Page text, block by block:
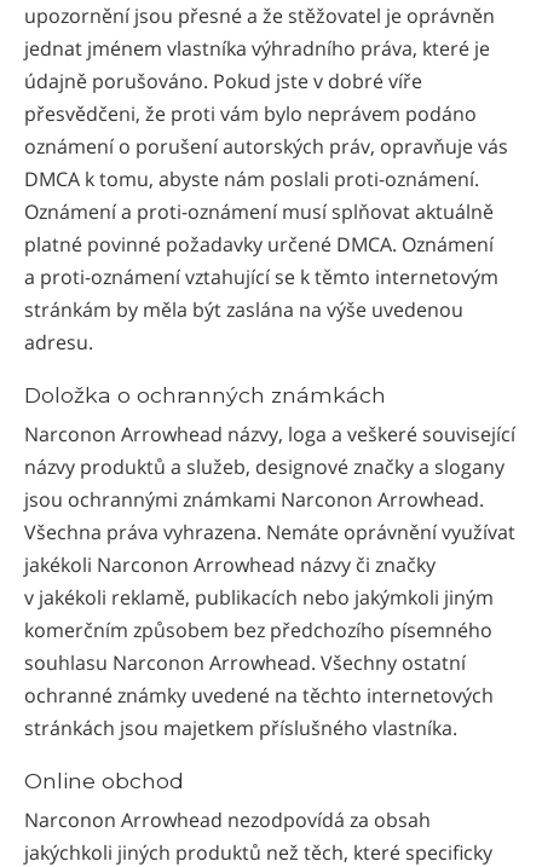
upozornění jsou přesné a že stěžovatel je oprávněn
jednat jménem vlastníka výhradního práva, které je
údajně porušováno. Pokud jste v dobré víře
přesvědčeni, že proti vám bylo neprávem podáno
oznámení o porušení autorských práv, opravňuje vás
DMCA k tomu, abyste nám poslali proti-oznámení.
Oznámení a proti-oznámení musí splňovat aktuálně
platné povinné požadavky určené DMCA. Oznámení
a proti-oznámení vztahující se k těmto internetovým
stránkám by měla být zaslána na výše uvedenou
adresu.
Doložka o ochranných známkách
Narconon Arrowhead názvy, loga a veškeré související
názvy produktů a služeb, designové značky a slogany
jsou ochrannými známkami Narconon Arrowhead.
Všechna práva vyhrazena. Nemáte oprávnění využívat
jakékoli Narconon Arrowhead názvy či značky
v jakékoli reklamě, publikacích nebo jakýmkoli jiným
komerčním způsobem bez předchozího písemného
souhlasu Narconon Arrowhead. Všechny ostatní
ochranné známky uvedené na těchto internetových
stránkách jsou majetkem příslušného vlastníka.
Online obchod
Narconon Arrowhead nezodpovídá za obsah
jakýchkoli jiných produktů než těch, které specificky